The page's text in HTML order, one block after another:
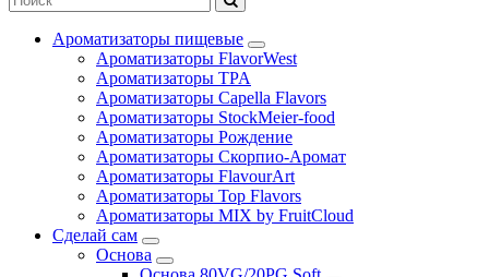
Ароматизаторы пищевые
Ароматизаторы FlavorWest
Ароматизаторы TPA
Ароматизаторы Capella Flavors
Ароматизаторы StockMeier-food
Ароматизаторы Рождение
Ароматизаторы Скорпио-Аромат
Ароматизаторы FlavourArt
Ароматизаторы Top Flavors
Ароматизаторы MIX by FruitCloud
Сделай сам
Основа